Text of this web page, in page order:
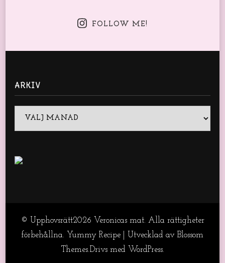
FOLLOW ME!
ARKIV
Arkiv
© Upphovsrätt2026 Veronicas mat. Alla rättigheter
förbehållna. Yummy Recipe | Utvecklad av Blossom
Themes.Drivs med WordPress.